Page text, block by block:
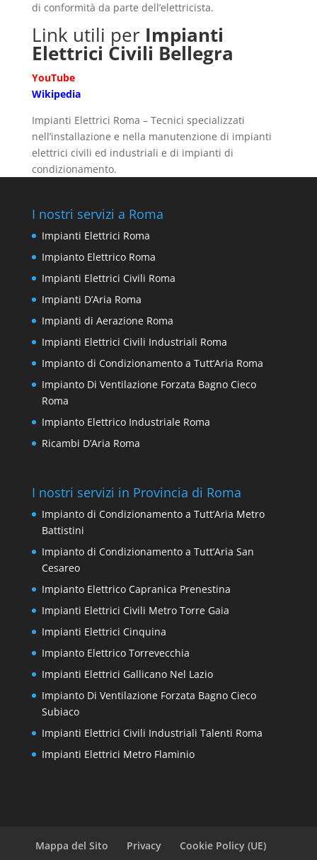
di conformità da parte dell’elettricista.
Link utili per Impianti
Elettrici Civili Bellegra
YouTube
Wikipedia
Impianti Elettrici Roma – Tecnici specializzati
nell’installazione e nella manutenzione di impianti
elettrici civili ed industriali e di impianti di
condizionamento.
I nostri servizi a Roma
Impianti Elettrici Roma
Impianto Elettrico Roma
Impianti Elettrici Civili Roma
Impianti D’Aria Roma
Impianti di Aerazione Roma
Impianti Elettrici Civili Industriali Roma
Impianto di Condizionamento a Tutt’Aria Roma
Impianto Di Ventilazione Forzata Bagno Cieco
Roma
Impianto Elettrico Industriale Roma
Ricambi D’Aria Roma
I nostri servizi in Provincia di Roma
Impianto di Condizionamento a Tutt’Aria Metro
Battistini
Impianto di Condizionamento a Tutt’Aria San
Cesareo
Impianto Elettrico Capranica Prenestina
Impianti Elettrici Civili Metro Torre Gaia
Impianti Elettrici Cinquina
Impianto Elettrico Torrevecchia
Impianti Elettrici Gallicano Nel Lazio
Impianto Di Ventilazione Forzata Bagno Cieco
Subiaco
Impianti Elettrici Civili Industriali Talenti Roma
Impianti Elettrici Metro Flaminio
Mappa del Sito Privacy Cookie Policy (UE)